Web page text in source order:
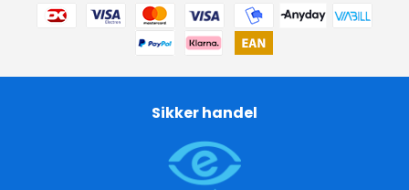
Sikker handel